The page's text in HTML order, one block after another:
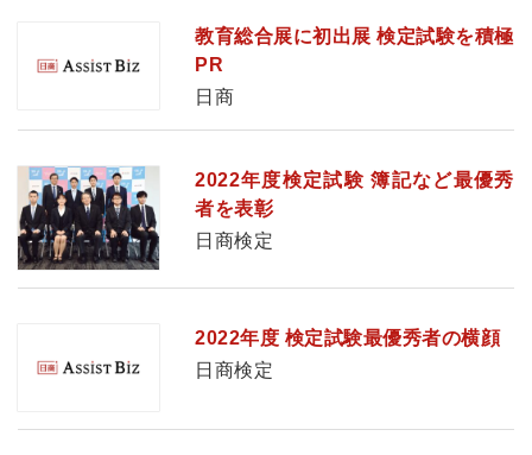
教育総合展に初出展 検定試験を積極
PR
日商
2022年度検定試験 簿記など最優秀
者を表彰
日商検定
2022年度 検定試験最優秀者の横顔
日商検定